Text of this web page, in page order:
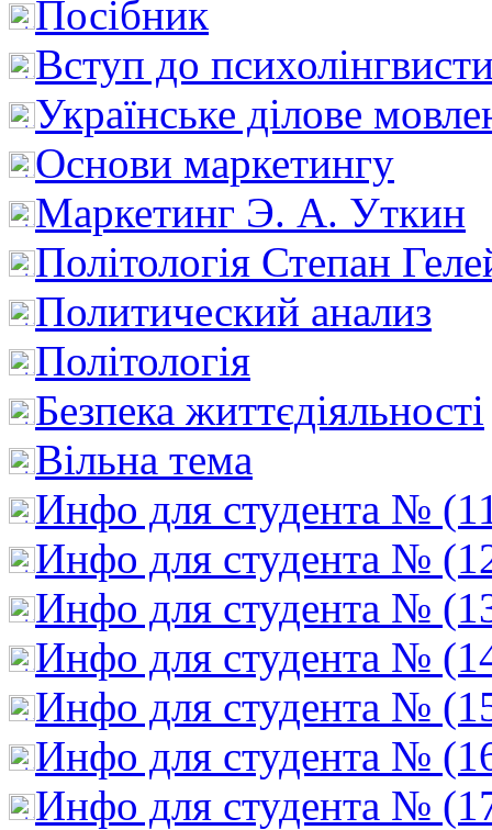
Посібник
Вступ до
Українське ділове
Основи маркетингу
Маркетинг Э. А. Уткин
Політологія Степан
Политический анализ
Політологія
Безпека життєдіяльності
Вільна тема
Инфо для студента №
Инфо для студента №
Инфо для студента №
Инфо для студента №
Инфо для студента №
Инфо для студента №
Инфо для студента №